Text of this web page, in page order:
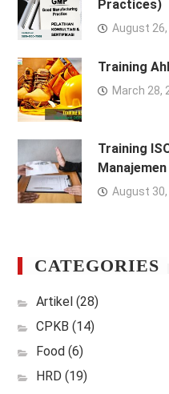
Practices)
August 26,
Training
March 28,
Training
August 30,
CATEGORIES
Artikel(28)
CPKB (14)
Food(6)
HRD (19)